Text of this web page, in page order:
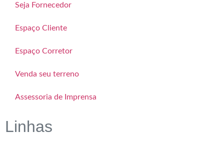
Seja Fornecedor
Espaço Cliente
Espaço Corretor
Venda seu terreno
Assessoria de Imprensa
Linhas